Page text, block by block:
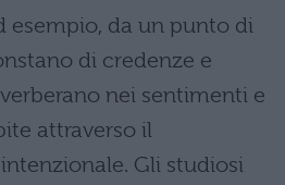
esempio, da un punto di
di credenze e
nei sentimenti e
attraverso il
Gli studiosi